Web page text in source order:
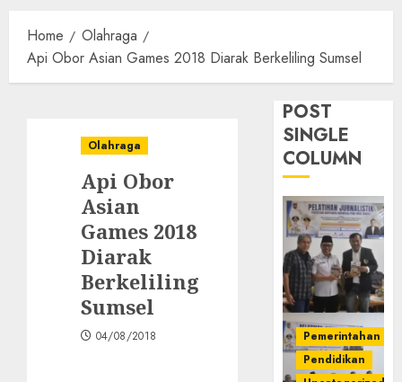
Home
Olahraga
Api Obor Asian Games 2018 Diarak Berkeliling Sumsel
Olahraga
Api Obor
Asian
Games 2018
Diarak
Berkeliling
Sumsel
04/08/2018
POST
SINGLE
COLUMN
Pemerintahan
Pendidikan